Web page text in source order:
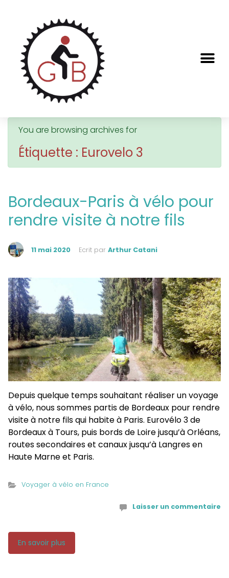
You are browsing archives for
Étiquette : Eurovelo 3
Bordeaux-Paris à vélo pour
rendre visite à notre fils
11 mai 2020 Ecrit par Arthur Catani
Depuis quelque temps souhaitant réaliser un voyage
à vélo, nous sommes partis de Bordeaux pour rendre
visite à notre fils qui habite à Paris. Eurovélo 3 de
Bordeaux à Tours, puis bords de Loire jusqu’à Orléans,
routes secondaires et canaux jusqu’à Langres en
Haute Marne et Paris.
Voyager à vélo en France
Laisser un commentaire
En savoir plus